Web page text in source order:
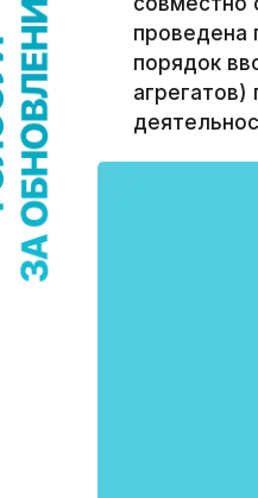
проведена
порядок